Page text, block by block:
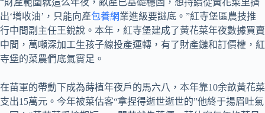
出‘增收油’，只能向產包養網業進級要謎底。”紅寺堡區農技推
行中間副主任王銳說。本年，紅寺堡建成了黃花菜年夜數據買賣
中間，萬噸深加工生孩子線投產運轉，有了財產鏈和訂價權，紅
寺堡的菜農們底氣實足。
在苗軍的帶動下成為蒔植年夜戶的馬六八，本年靠10余畝黃花菜
支出15萬元。今年被菜估客“拿捏得逝世逝世的”他終于揚眉吐氣